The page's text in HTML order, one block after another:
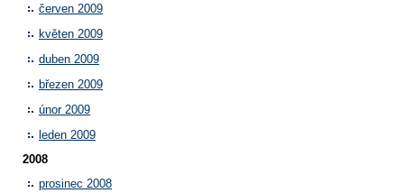
červen 2009
květen 2009
duben 2009
březen 2009
únor 2009
leden 2009
2008
prosinec 2008